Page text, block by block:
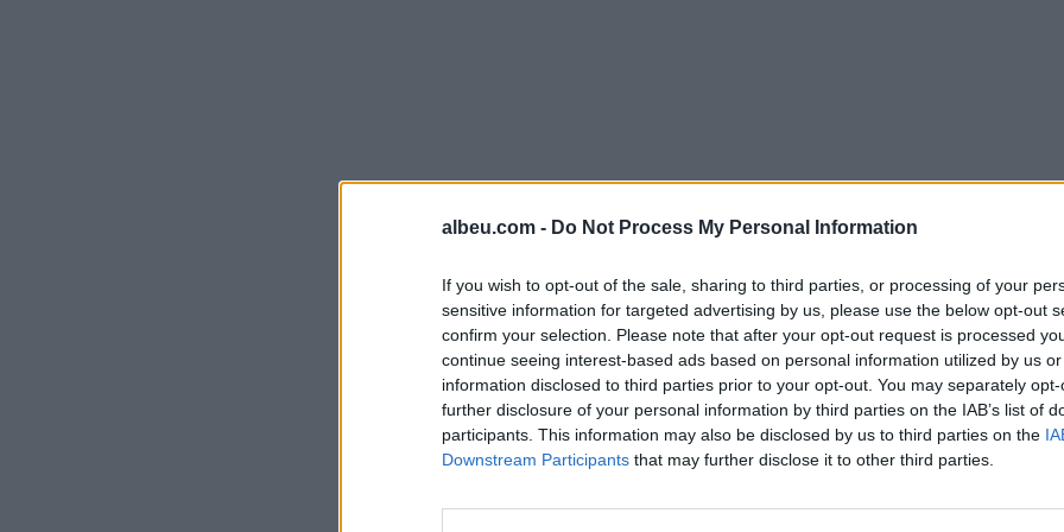
albeu.com - Do Not Process My Personal Information
If you wish to opt-out of the sale, sharing to third parties, or processing of your
sensitive information for targeted advertising by us, please use the below opt-out
confirm your selection. Please note that after your opt-out request is processed
continue seeing interest-based ads based on personal information utilized by us
information disclosed to third parties prior to your opt-out. You may separately
further disclosure of your personal information by third parties on the IAB’s list of
participants. This information may also be disclosed by us to third parties on the
Downstream Participants that may further disclose it to other third parties.